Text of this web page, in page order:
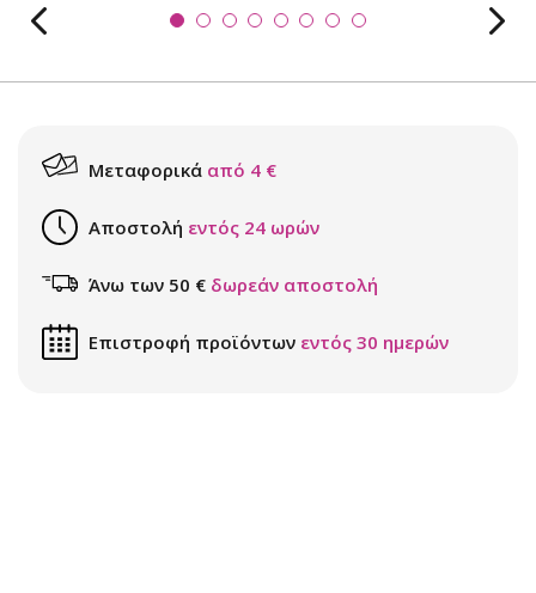
Μεταφορικά από 4 €
Αποστολή εντός 24 ωρών
Άνω των 50 € δωρεάν αποστολή
Επιστροφή προϊόντων εντός 30 ημερών